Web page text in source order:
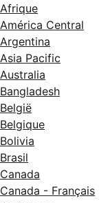
Afrique
América Central
Argentina
Asia Pacific
Australia
Bangladesh
België
Belgique
Bolivia
Brasil
Canada
Canada - Français